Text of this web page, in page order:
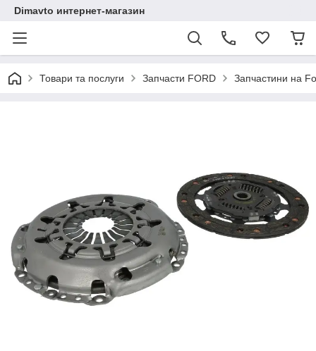
Dimavto интернет-магазин
Товари та послуги Запчасти FORD Запчастини на